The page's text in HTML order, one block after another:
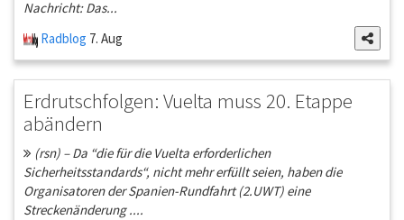
Nachricht: Das...
Radblog 7. Aug
Erdrutschfolgen: Vuelta muss 20. Etappe
abändern
(rsn) – Da “die für die Vuelta erforderlichen
Sicherheitsstandards“, nicht mehr erfüllt seien, haben die
Organisatoren der Spanien-Rundfahrt (2.UWT) eine
Streckenänderung ....